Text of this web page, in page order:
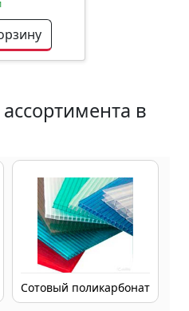
в
Сотовый поликарбонат